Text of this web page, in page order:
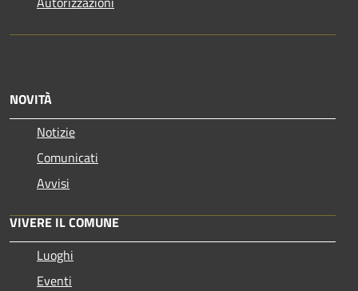
NOVITÀ
Notizie
Comunicati
Avvisi
VIVERE IL COMUNE
Luoghi
Eventi